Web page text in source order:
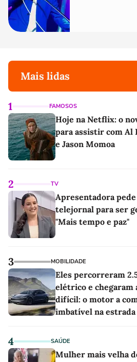
Mais lidas
1 FAMOSOS
Hoje na Netflix: o
para assistir com Al
e Jason Momoa
2 TV
Apresentadora
telejornal para ser
"Mais tempo e paz"
3 MOBILIDADE
Eles percorreram
elétrico e chegaram
difícil: o motor a
imbatível na estrada
4 SAÚDE
Mulher mais velha